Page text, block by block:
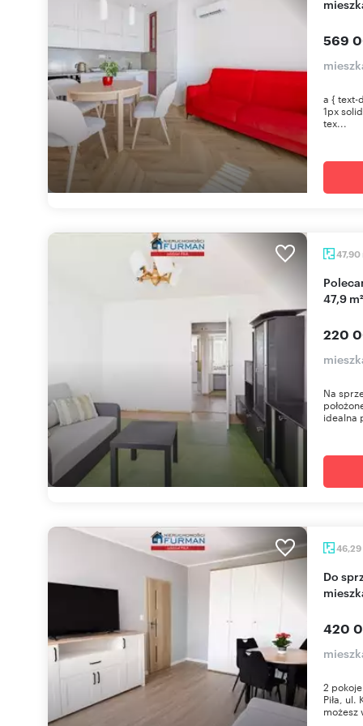
569
a { text-
1px
tex...
47,90
Polecam funkcjonalne 3-pokojowe mieszkanie
47,9
220
Na
idealna
46,29
Do sprzedania przestronne 2-pokojowe
420
2
Piła,
możesz